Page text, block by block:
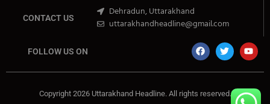
CONTACT US
Dehradun, Uttarakhand
uttarakhandheadline@gmail.com
FOLLOW US ON
Copyright 2026 Uttarakhand Headline. All rights reserved.